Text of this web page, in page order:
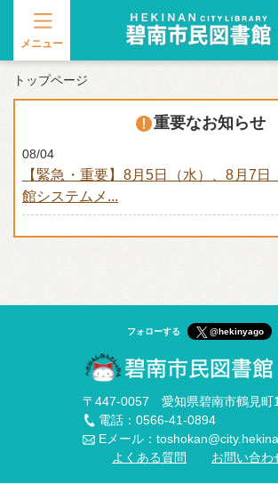
メニュー
トップページ
重要なお知らせ
【緊急・重要】8月5日（水）、8月7日
館システムメ...
08/04
フォローする @hekinyago
〒447-0057 愛知県碧南市鶴見町
電話：0566-41-0894
Eメール：
よくある質問
お問い合わ